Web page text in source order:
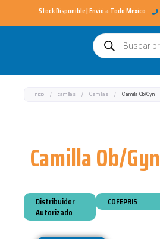
al
Stock Disponible | Envió a Todo México​
Búsqueda
de
productos
Inicio / camillas / Camillas / Camilla Ob/Gyn
Camilla Ob/Gyn
Distribuidor
Autorizado
COFEPRIS